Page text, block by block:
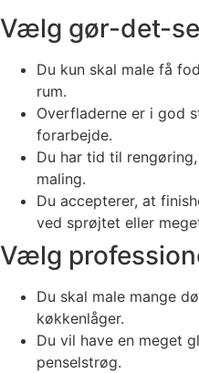
Vælg gør-det-
Du kun skal male få
rum.
Overfladerne er i god
forarbejde.
Du har tid til
maling.
Du accepterer, at
ved sprøjtet eller
Vælg
Du skal male mange
køkkenlåger.
Du vil have en meget
penselstrøg.